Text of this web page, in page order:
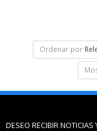
Ordenar por
DESEO RECIBIR NOTICIAS